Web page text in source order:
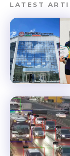
LATEST